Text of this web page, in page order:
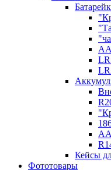
Кейсы
Фототовары